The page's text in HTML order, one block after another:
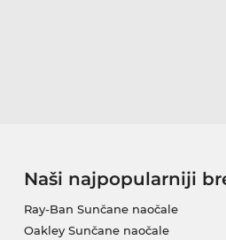
Naši najpopularniji
Ray-Ban Sunčane naočale
Oakley Sunčane naočale